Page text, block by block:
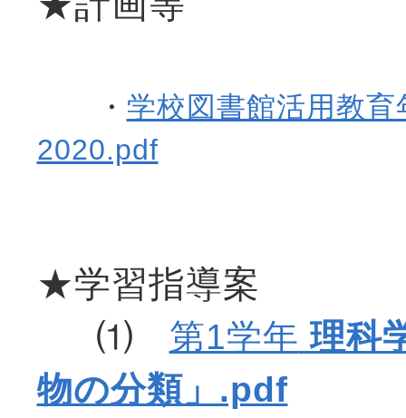
・ 学校図書館活用教
2020.pdf
★学習指導案
⑴ 第1学年 理科
物の分類」.pdf